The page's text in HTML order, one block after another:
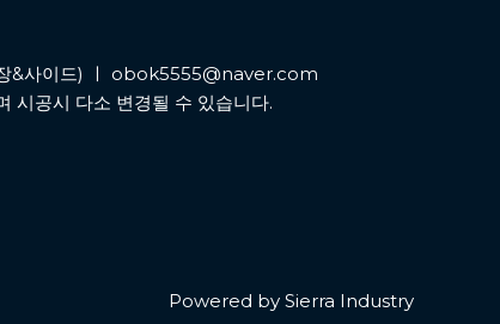
&사이드) ㅣ obok5555@naver.com
시공시 다소 변경될 수 있습니다.
Powered by Sierra Industry